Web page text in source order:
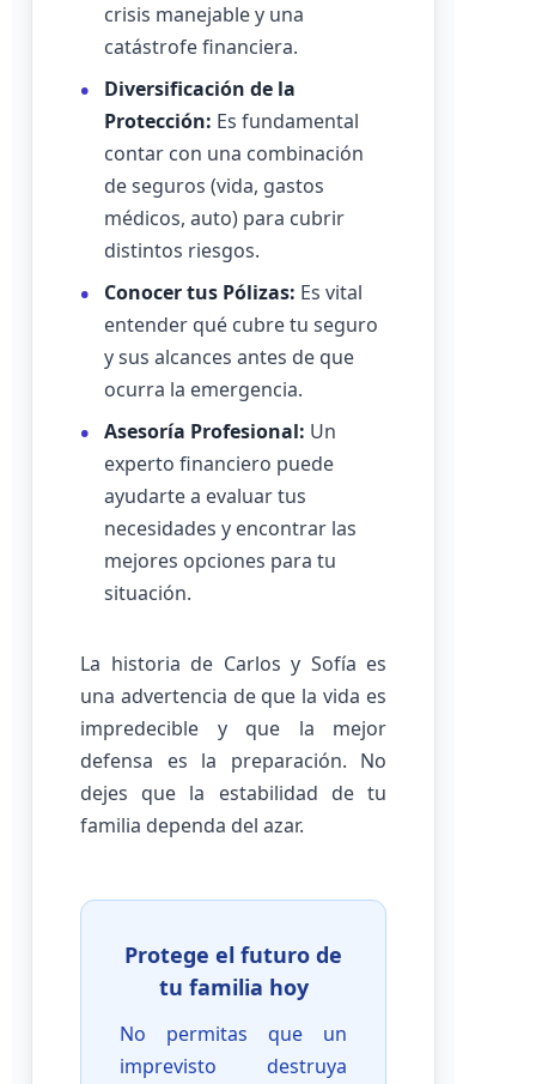
crisis manejable y una
catástrofe financiera.
Diversificación de la
Protección: Es fundamental
contar con una combinación
de seguros (vida, gastos
médicos, auto) para cubrir
distintos riesgos.
Conocer tus Pólizas: Es vital
entender qué cubre tu seguro
y sus alcances antes de que
ocurra la emergencia.
Asesoría Profesional: Un
experto financiero puede
ayudarte a evaluar tus
necesidades y encontrar las
mejores opciones para tu
situación.
La historia de Carlos y Sofía es
una advertencia de que la vida es
impredecible y que la mejor
defensa es la preparación. No
dejes que la estabilidad de tu
familia dependa del azar.
Protege el futuro de
tu familia hoy
No permitas que un
imprevisto destruya